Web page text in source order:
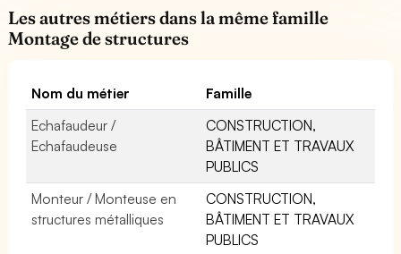
Les autres métiers dans la même famille
Montage de structures
Nom du métier
Famille
Echafaudeur /
Echafaudeuse
CONSTRUCTION,
BÂTIMENT ET TRAVAUX
PUBLICS
Monteur / Monteuse en
structures métalliques
CONSTRUCTION,
BÂTIMENT ET TRAVAUX
PUBLICS